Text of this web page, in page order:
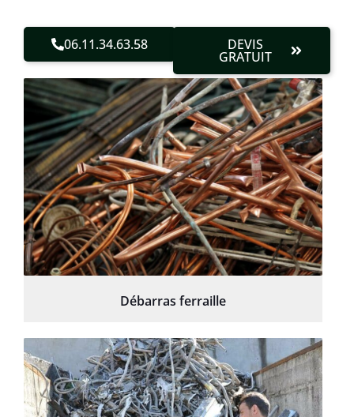
06.11.34.63.58 DEVIS
GRATUIT
Débarras ferraille